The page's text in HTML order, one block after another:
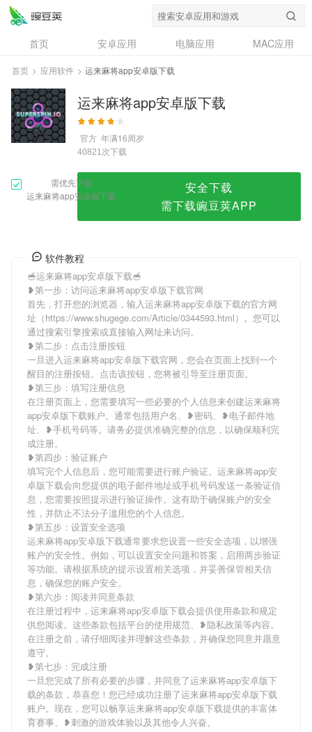
运来麻将app安卓版下载
首页 安卓应用 电脑应用
MAC应用
资讯
专题
问答
首页 > 应用软件 > 运来麻将app安卓版下载
运来麻将app安卓版下载
官方 年满16周岁
40821次下载
需优先下载
运来麻将app安卓版下载
安全下载
需下载豌豆荚APP
软件教程
🥣运来麻将app安卓版下载🥣
❥第一步：访问运来麻将app安卓版下载官网
首先，打开您的浏览器，输入运来麻将app安卓版下载的官方网
址（https://www.shugege.com/Article/0344593.html）。您可以
通过搜索引擎搜索或直接输入网址来访问。
❥第二步：点击注册按钮
一旦进入运来麻将app安卓版下载官网，您会在页面上找到一个
醒目的注册按钮。点击该按钮，您将被引导至注册页面。
❥第三步：填写注册信息
在注册页面上，您需要填写一些必要的个人信息来创建运来麻将
app安卓版下载账户。通常包括用户名、❥密码、❥电子邮件地
址、❥手机号码等。请务必提供准确完整的信息，以确保顺利完
成注册。
❥第四步：验证账户
填写完个人信息后，您可能需要进行账户验证。运来麻将app安
卓版下载会向您提供的电子邮件地址或手机号码发送一条验证信
息，您需要按照提示进行验证操作。这有助于确保账户的安全
性，并防止不法分子滥用您的个人信息。
❥第五步：设置安全选项
运来麻将app安卓版下载通常要求您设置一些安全选项，以增强
账户的安全性。例如，可以设置安全问题和答案，启用两步验证
等功能。请根据系统的提示设置相关选项，并妥善保管相关信
息，确保您的账户安全。
❥第六步：阅读并同意条款
在注册过程中，运来麻将app安卓版下载会提供使用条款和规定
供您阅读。这些条款包括平台的使用规范、❥隐私政策等内容。
在注册之前，请仔细阅读并理解这些条款，并确保您同意并愿意
遵守。
❥第七步：完成注册
一旦您完成了所有必要的步骤，并同意了运来麻将app安卓版下
载的条款，恭喜您！您已经成功注册了运来麻将app安卓版下载
账户。现在，您可以畅享运来麻将app安卓版下载提供的丰富体
育赛事、❥刺激的游戏体验以及其他令人兴奋。